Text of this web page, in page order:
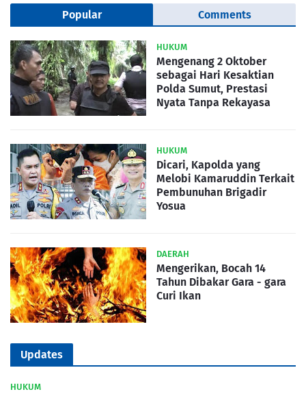
Popular Comments
HUKUM
Mengenang 2 Oktober
sebagai Hari Kesaktian
Polda Sumut, Prestasi
Nyata Tanpa Rekayasa
HUKUM
Dicari, Kapolda yang
Melobi Kamaruddin Terkait
Pembunuhan Brigadir
Yosua
DAERAH
Mengerikan, Bocah 14
Tahun Dibakar Gara - gara
Curi Ikan
Updates
HUKUM